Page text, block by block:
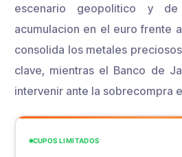
escenario geopolitico y
acumulacion en el euro frente
consolida los metales
clave, mientras el Banco de
intervenir ante la sobrecompra
CUPOS LIMITADOS